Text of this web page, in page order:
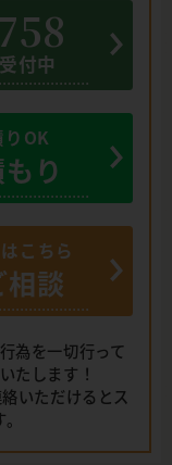
付中
OK
り
こちら
談
為を一切行って
たします！
いただけるとス